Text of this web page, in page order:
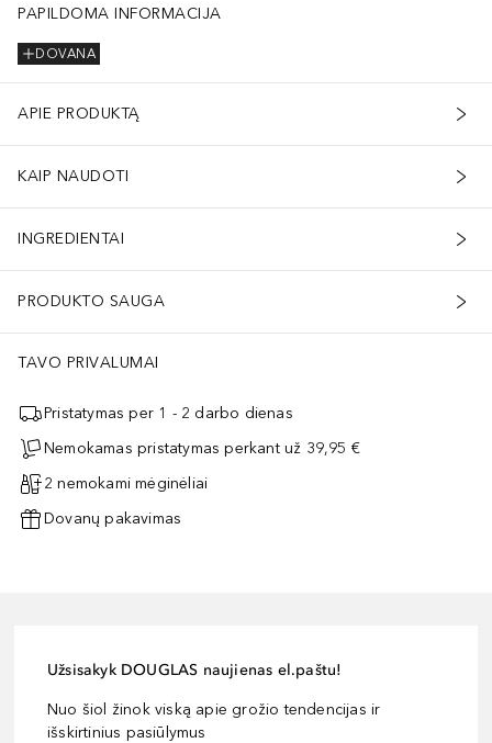
PAPILDOMA INFORMACIJA
DOVANA
APIE PRODUKTĄ
KAIP NAUDOTI
INGREDIENTAI
PRODUKTO SAUGA
TAVO PRIVALUMAI
Pristatymas per 1 - 2 darbo dienas
Nemokamas pristatymas perkant už 39,95 €
2 nemokami mėginėliai
Dovanų pakavimas
Užsisakyk DOUGLAS naujienas el.paštu!
Nuo šiol žinok viską apie grožio tendencijas ir
išskirtinius pasiūlymus